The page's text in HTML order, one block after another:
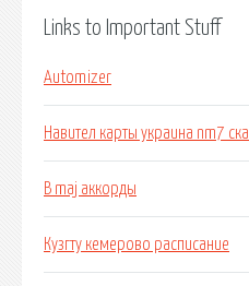
Links to Important Stuff
Automizer
Навител карты украина nm7
B maj аккорды
Кузгту кемерово расписание